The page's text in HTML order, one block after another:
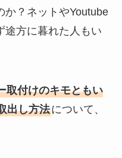
か？ネットやYoutube
途方に暮れた人もい
取付けのキモともい
出し方法について、